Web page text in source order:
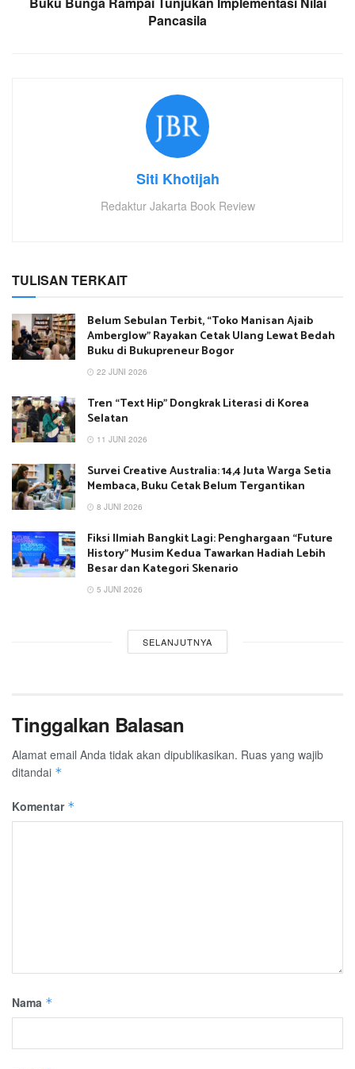
Pancasila
Siti Khotijah
Redaktur Jakarta Book Review
TULISAN TERKAIT
Belum Sebulan Terbit, “Toko Manisan Ajaib
Amberglow” Rayakan Cetak Ulang Lewat Bedah
Buku di Bukupreneur Bogor
22 JUNI 2026
Tren “Text Hip” Dongkrak Literasi di Korea
Selatan
11 JUNI 2026
Survei Creative Australia: 14,4 Juta Warga Setia
Membaca, Buku Cetak Belum Tergantikan
8 JUNI 2026
Fiksi Ilmiah Bangkit Lagi: Penghargaan “Future
History” Musim Kedua Tawarkan Hadiah Lebih
Besar dan Kategori Skenario
5 JUNI 2026
SELANJUTNYA
Tinggalkan Balasan
Alamat email Anda tidak akan dipublikasikan. Ruas yang wajib
ditandai *
Komentar *
Nama *